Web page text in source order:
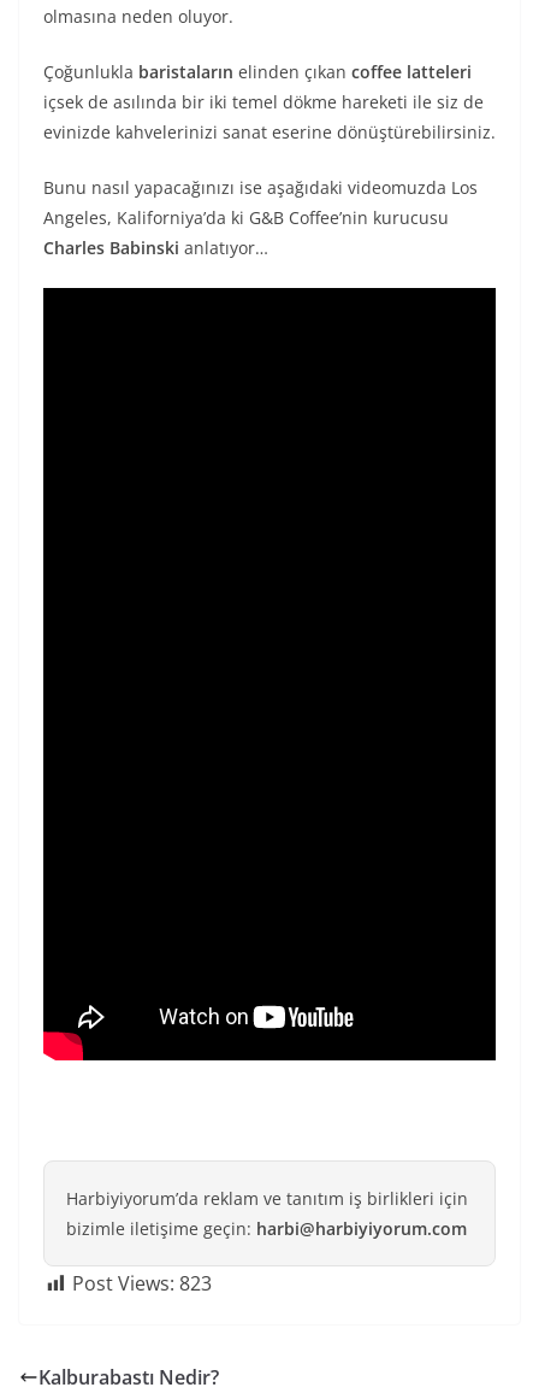
olmasına neden oluyor.
Çoğunlukla baristaların elinden çıkan coffee latteleri
içsek de asılında bir iki temel dökme hareketi ile siz de
evinizde kahvelerinizi sanat eserine dönüştürebilirsiniz.
Bunu nasıl yapacağınızı ise aşağıdaki videomuzda Los
Angeles, Kaliforniya’da ki G&B Coffee’nin kurucusu
Charles Babinski anlatıyor…
Harbiyiyorum’da reklam ve tanıtım iş birlikleri için
bizimle iletişime geçin: harbi@harbiyiyorum.com
Post Views: 823
Kalburabastı Nedir?